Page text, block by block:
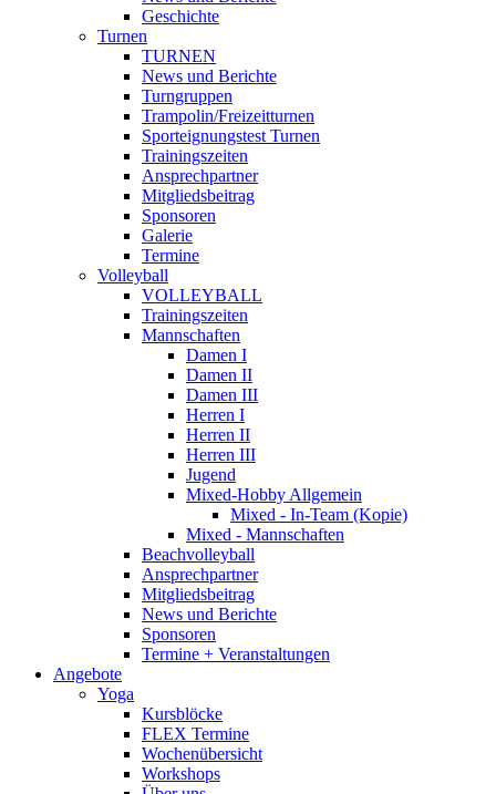
Geschichte
Turnen
TURNEN
News und Berichte
Turngruppen
Trampolin/Freizeitturnen
Sporteignungstest Turnen
Trainingszeiten
Ansprechpartner
Mitgliedsbeitrag
Sponsoren
Galerie
Termine
Volleyball
VOLLEYBALL
Trainingszeiten
Mannschaften
Damen I
Damen II
Damen III
Herren I
Herren II
Herren III
Jugend
Mixed-Hobby Allgemein
Mixed - In-Team (Kopie)
Mixed - Mannschaften
Beachvolleyball
Ansprechpartner
Mitgliedsbeitrag
News und Berichte
Sponsoren
Termine + Veranstaltungen
Angebote
Yoga
Kursblöcke
FLEX Termine
Wochenübersicht
Workshops